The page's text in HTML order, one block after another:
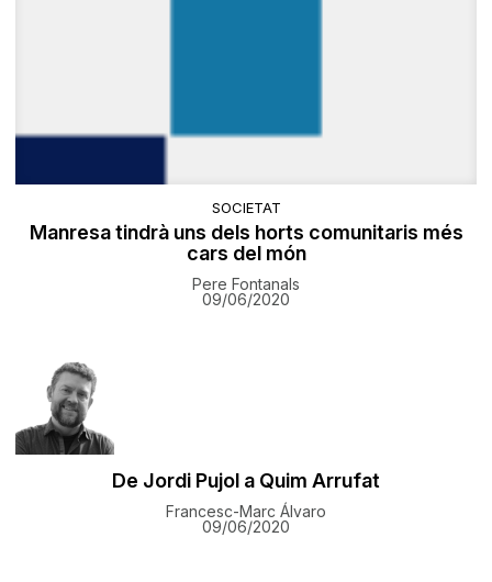
SOCIETAT
Manresa tindrà uns dels horts comunitaris més
cars del món
Pere Fontanals
09/06/2020
De Jordi Pujol a Quim Arrufat
Francesc-Marc Álvaro
09/06/2020